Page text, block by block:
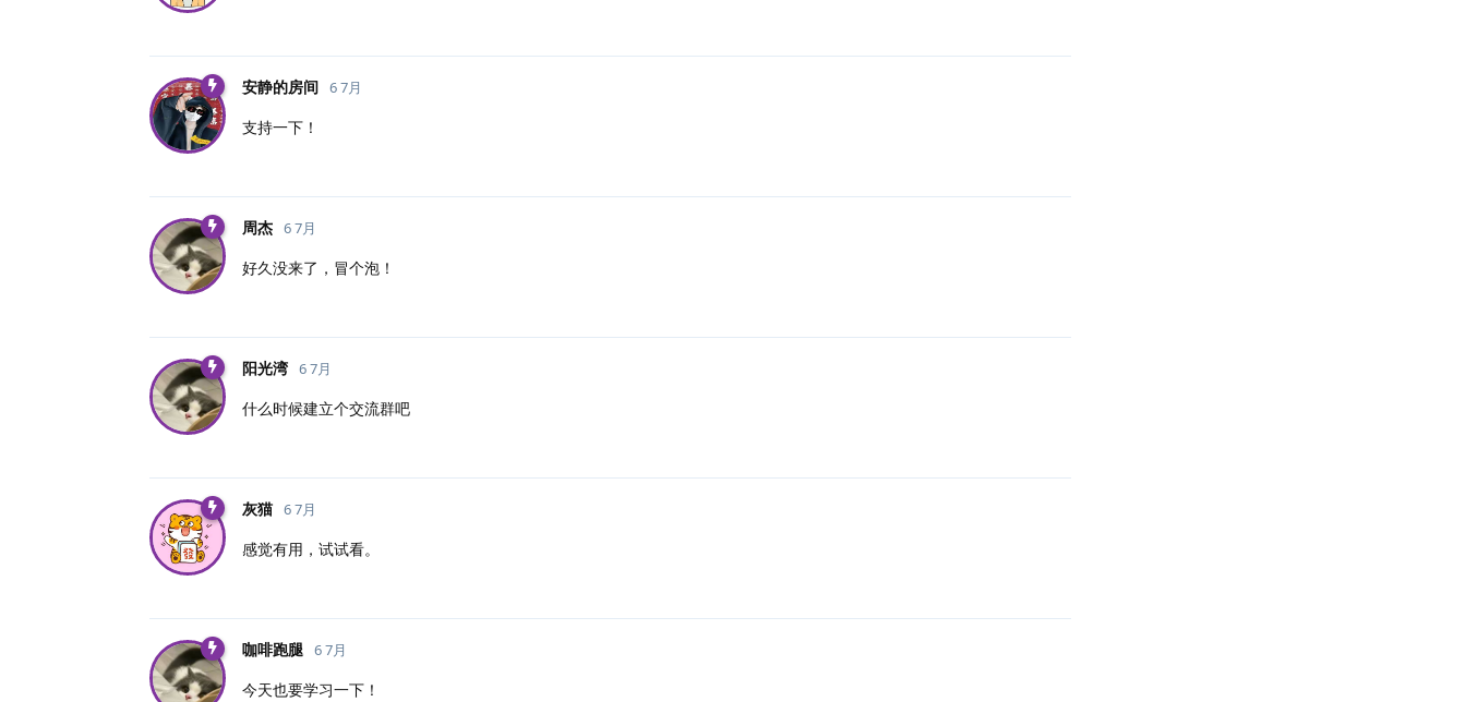
安静的房间 6 7月
支持一下！
周杰 6 7月
好久没来了，冒个泡！
阳光湾 6 7月
什么时候建立个交流群吧
灰猫 6 7月
感觉有用，试试看。
咖啡跑腿 6 7月
今天也要学习一下！